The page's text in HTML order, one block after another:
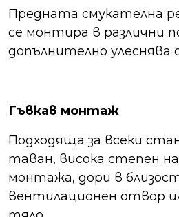
Предната смукателна
се монтира в различни
допълнително улеснява
Гъвкав монтаж
Подходяща за всеки
таван, висока степен
монтажа, дори в
вентилационен отвор